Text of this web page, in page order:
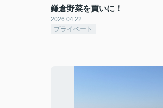
鎌倉野菜を買いに！
2026.04.22
プライベート